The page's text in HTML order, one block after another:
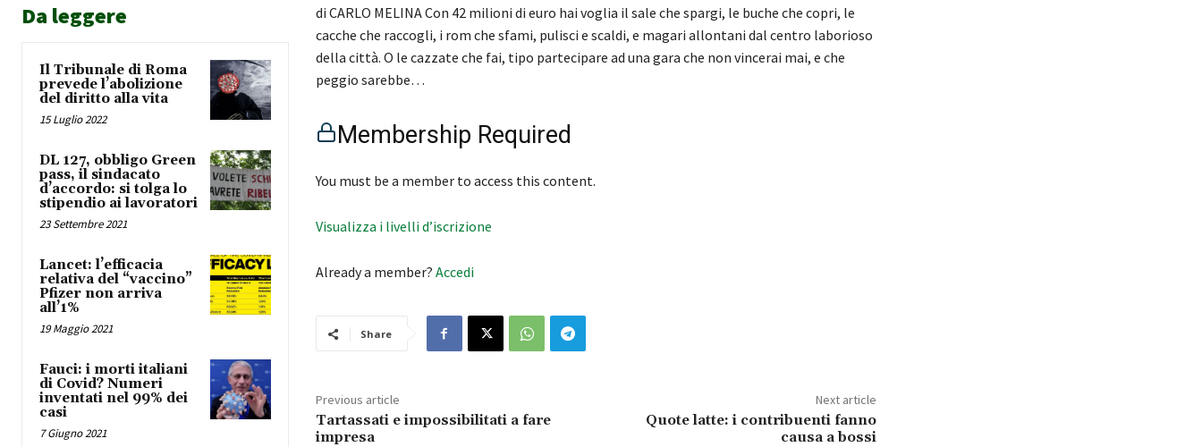
Da leggere
Il Tribunale di Roma
prevede l’abolizione
del diritto alla vita
15 Luglio 2022
DL 127, obbligo Green
pass, il sindacato
d’accordo: si tolga lo
stipendio ai lavoratori
23 Settembre 2021
Lancet: l’efficacia
relativa del “vaccino”
Pfizer non arriva
all’1%
19 Maggio 2021
Fauci: i morti italiani
di Covid? Numeri
inventati nel 99% dei
casi
7 Giugno 2021
di CARLO MELINA Con 42 milioni di euro hai voglia il sale che spargi, le buche che copri, le
cacche che raccogli, i rom che sfami, pulisci e scaldi, e magari allontani dal centro laborioso
della città. O le cazzate che fai, tipo partecipare ad una gara che non vincerai mai, e che
peggio sarebbe…
Membership Required
You must be a member to access this content.
Visualizza i livelli d’iscrizione
Already a member? Accedi
Share
Previous article
Tartassati e impossibilitati a fare
impresa
Next article
Quote latte: i contribuenti fanno
causa a bossi